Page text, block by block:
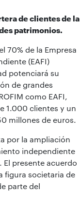
de clientes de la
patrimonios.
70% de la Empresa
(EAFI)
potenciará su
de grandes
como EAFI,
1.000 clientes y un
millones de euros.
por la ampliación
independiente
El presente acuerdo
figura societaria de
parte del